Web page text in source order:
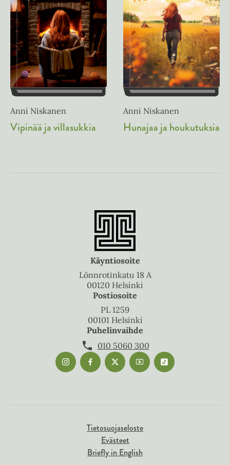
Anni Niskanen
Vipinää ja villasukkia
Anni Niskanen
Hunajaa ja houkutuksia
Käyntiosoite
Lönnrotinkatu 18 A
00120 Helsinki
Postiosoite
PL 1259
00101 Helsinki
Puhelinvaihde
010 5060 300
Tietosuojaseloste
Evästeet
Briefly in English